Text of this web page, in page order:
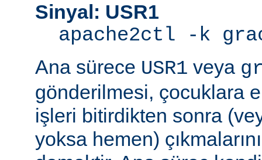
Sinyal: USR1
apache2ctl -k
Ana sürece USR1 veya
gönderilmesi, çocuklara
işleri bitirdikten sonra
yoksa hemen)